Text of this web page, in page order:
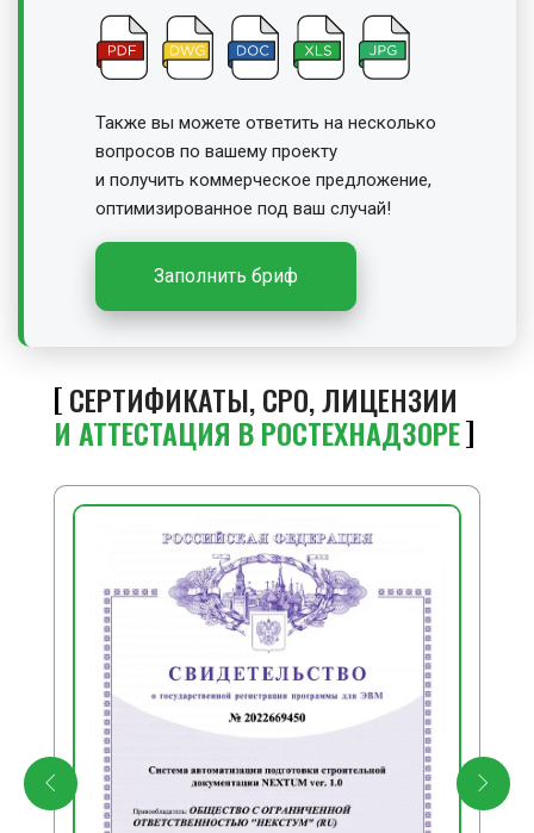
Также вы можете ответить на несколько
вопросов по вашему проекту
и получить коммерческое предложение,
оптимизированное под ваш случай!
Заполнить бриф
СЕРТИФИКАТЫ, СРО, ЛИЦЕНЗИИ
И АТТЕСТАЦИЯ В РОСТЕХНАДЗОРЕ